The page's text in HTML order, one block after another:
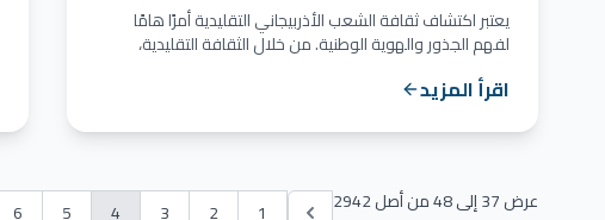
يعتبر اكتشاف ثقافة الشعب الأذربيجاني التقليدية أمرًا هامًا
لفهم الجذور والهوية الوطنية. من خلال الثقافة التقليدية،
اقرأ المزيد
عرض37إلى48من أصل2942
1
2
3
4
5
6